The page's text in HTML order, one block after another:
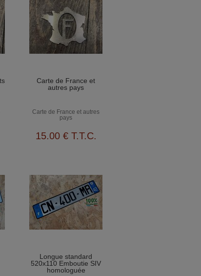
Carte de France et
autres pays
Carte de France et autres
pays
15.00 € T.T.C.
Longue standard
520x110 Emboutie SIV
homologuée